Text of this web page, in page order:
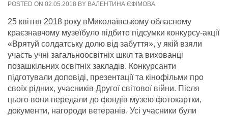
POSTED ON 02.05.2018 BY ВАЛЕНТИНА ЄФІМОВА
25 квітня 2018 року вМиколаївському обласному
краєзнавчому музеїбуло підбито підсумки конкурсу-акції
«Врятуй солдатську долю від забуття», у якій взяли
участь учні загальноосвітніх шкіл та вихованці
позашкільних освітніх закладів. Конкурсанти
підготували доповіді, презентації та кінофільми про
своїх рідних, учасників Другої світової війни. Після
цього вони передали до фондів музею фотокартки,
документи, нагороди ветеранів. Усі учасники були